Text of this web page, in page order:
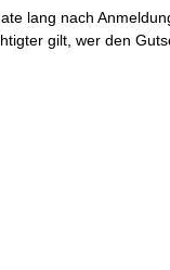
lang nach
gilt, wer den